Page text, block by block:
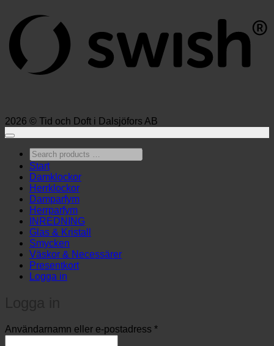
2026 © Tid och Doft i Dalsjöfors AB
Search
products
…
Start
Damklockor
Herrklockor
Damparfym
Herrparfym
INREDNING
Glas & Kristall
Smycken
Väskor & Necessärer
Presentkort
Logga in
Användarnamn eller e-postadress *Obligatoriskt